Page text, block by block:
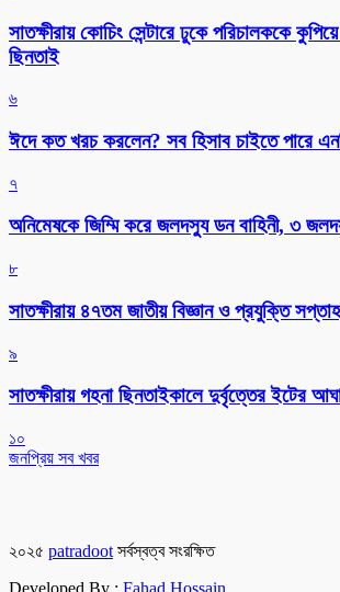
সাতক্ষীরায় কোচিং সেন্টারে ঢুকে পরিচালককে
ছিনতাই
৬
ঈদে কত খরচ করলেন? সব হিসাব চাইতে পারে
৭
অনিমেষকে জিম্মি করে জলদস্যু ডন বাহিনী, ৩
৮
সাতক্ষীরায় ৪৭তম জাতীয় বিজ্ঞান ও প্রযুক্তি
৯
সাতক্ষীরায় গহনা ছিনতাইকালে দুর্বৃত্তের ইটের
১০
জনপ্রিয় সব খবর
২০২৫ patradoot সর্বস্বত্ব সংরক্ষিত
Developed By : Fahad Hossain